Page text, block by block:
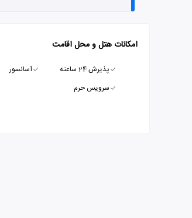
امکانات هتل و محل اقامت
پذیرش 24 ساعته آسانسور
سرویس حرم